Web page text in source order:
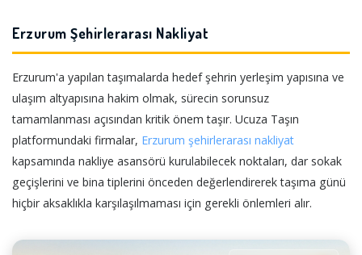
Erzurum Şehirlerarası Nakliyat
Erzurum'a yapılan taşımalarda hedef şehrin yerleşim yapısına ve
ulaşım altyapısına hakim olmak, sürecin sorunsuz
tamamlanması açısından kritik önem taşır. Ucuza Taşın
platformundaki firmalar, Erzurum şehirlerarası nakliyat
kapsamında nakliye asansörü kurulabilecek noktaları, dar sokak
geçişlerini ve bina tiplerini önceden değerlendirerek taşıma günü
hiçbir aksaklıkla karşılaşılmaması için gerekli önlemleri alır.